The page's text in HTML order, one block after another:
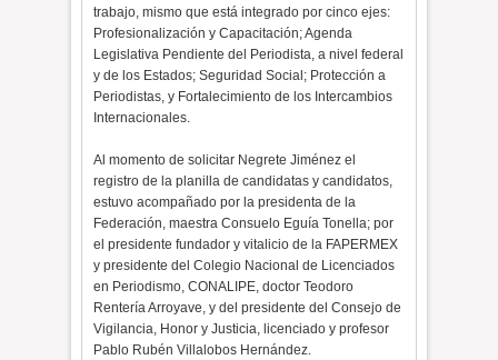
trabajo, mismo que está integrado por cinco ejes:
Profesionalización y Capacitación; Agenda
Legislativa Pendiente del Periodista, a nivel federal
y de los Estados; Seguridad Social; Protección a
Periodistas, y Fortalecimiento de los Intercambios
Internacionales.
Al momento de solicitar Negrete Jiménez el
registro de la planilla de candidatas y candidatos,
estuvo acompañado por la presidenta de la
Federación, maestra Consuelo Eguía Tonella; por
el presidente fundador y vitalicio de la FAPERMEX
y presidente del Colegio Nacional de Licenciados
en Periodismo, CONALIPE, doctor Teodoro
Rentería Arroyave, y del presidente del Consejo de
Vigilancia, Honor y Justicia, licenciado y profesor
Pablo Rubén Villalobos Hernández.